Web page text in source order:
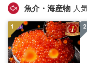
魚介・海産物 人
1 2